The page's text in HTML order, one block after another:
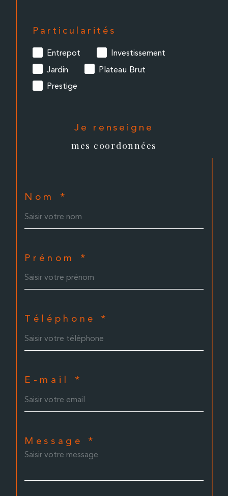
Particularités
Entrepot
Investissement
Jardin
Plateau Brut
Prestige
Je renseigne
mes coordonnées
Nom *
Prénom *
Téléphone *
E-mail *
Message *